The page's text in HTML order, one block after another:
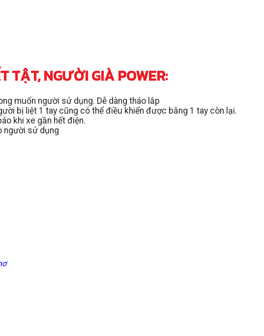
TẬT, NGƯỜI GIÀ POWER:
muốn người sử dụng. Dễ dàng tháo lắp
bị liệt 1 tay cũng có thể điều khiển được bằng 1 tay còn lại.
khi xe gần hết điện.
người sử dụng